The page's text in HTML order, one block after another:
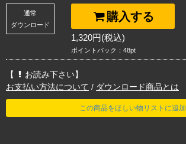
購入する
通常
ダウンロード
1,320円(税込)
ポイントバック：48pt
【
お読み下さい】
お支払い方法について / ダウンロード商品とは
この商品をほしい物リストに追加